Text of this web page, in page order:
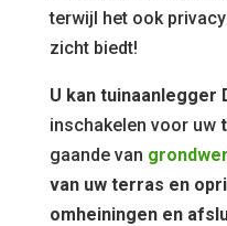
terwijl het ook
zicht biedt!
U kan tuinaanlegger
inschakelen voor uw
gaande van
van uw terras en
omheiningen en